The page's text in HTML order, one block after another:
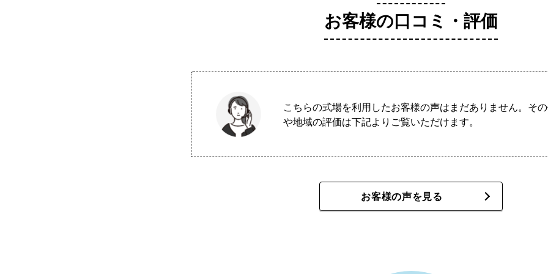
お客様の口コミ・評価
こちらの式場を利用したお客様の声はまだありません。そ
や地域の評価は下記よりご覧いただけます。
お客様の声を見る